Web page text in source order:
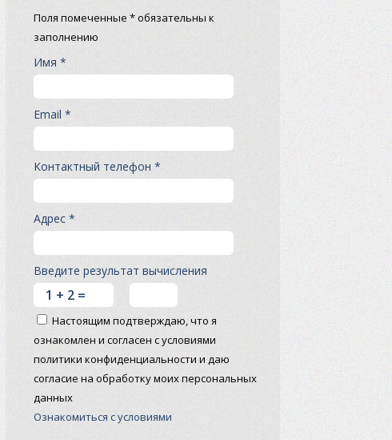
Поля помеченные * обязательны к
заполнению
Имя *
Email *
Контактный телефон *
Адрес *
Введите результат вычисления
Настоящим подтверждаю, что я
ознакомлен и согласен с условиями
политики конфиденциальности и даю
согласие на обработку моих персональных
данных
Ознакомиться с условиями